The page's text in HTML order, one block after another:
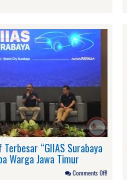
“GIIAS Surabaya
Warga Jawa Timur
Comments Off!